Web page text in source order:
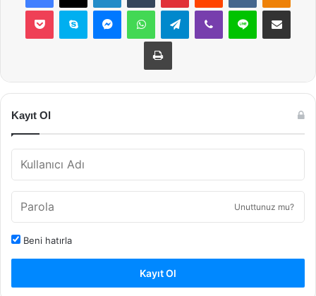
Pocket Skype MessengerWhatsAppTelegramViber Line E-Posta ile
Yazdır
Kayıt Ol
Unuttunuz mu?
Beni hatırla
Kayıt Ol